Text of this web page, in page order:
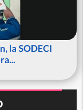
la SODECI